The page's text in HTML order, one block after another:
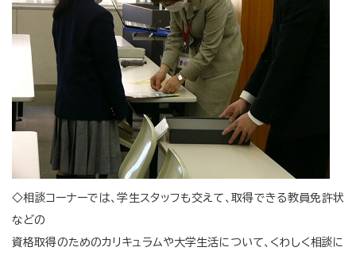
◇相談コーナーでは、学生スタッフも交えて、取得できる教員免許状
などの
資格取得のためのカリキュラムや大学生活について、くわしく相談に